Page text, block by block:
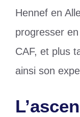
Hennef en
progresser
CAF, et plus
ainsi son